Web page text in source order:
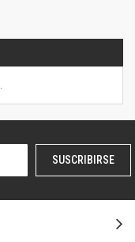
SUSCRIBIRSE